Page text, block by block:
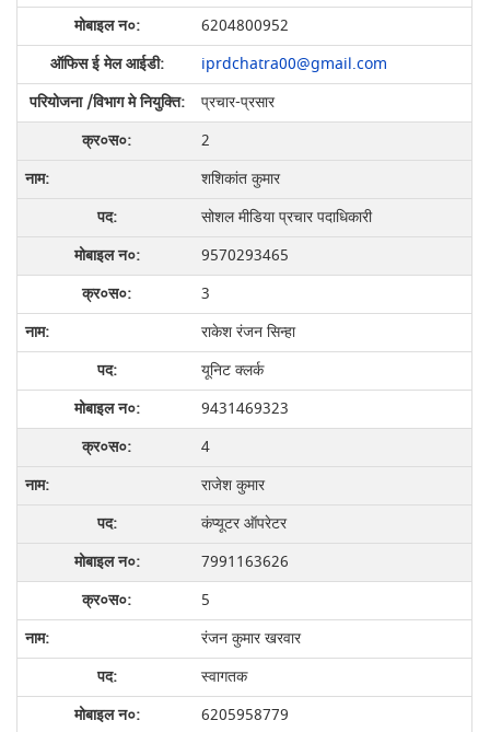
6204800952
iprdchatra00@gmail.com
प्रचार-प्रसार
2
शशिकांत कुमार
सोशल मीडिया प्रचार पदाधिकारी
9570293465
3
राकेश रंजन सिन्हा
यूनिट क्लर्क
9431469323
4
राजेश कुमार
कंप्यूटर ऑपरेटर
7991163626
5
रंजन कुमार खरवार
स्वागतक
6205958779